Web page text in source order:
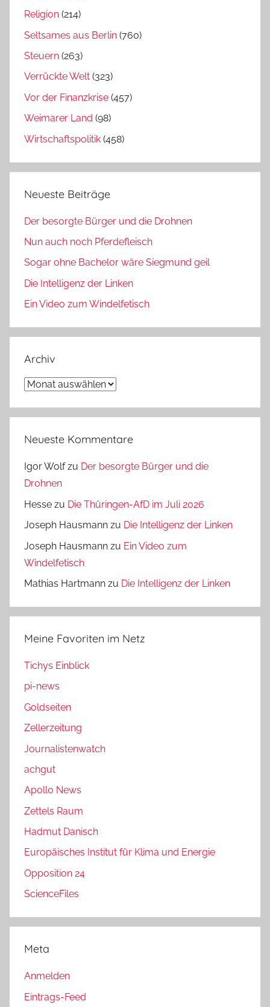
Religion (214)
Seltsames aus Berlin (760)
Steuern (263)
Verrückte Welt (323)
Vor der Finanzkrise (457)
Weimarer Land (98)
Wirtschaftspolitik (458)
Neueste Beiträge
Der besorgte Bürger und die Drohnen
Nun auch noch Pferdefleisch
Sogar ohne Bachelor wäre Siegmund geil
Die Intelligenz der Linken
Ein Video zum Windelfetisch
Archiv
Archiv
Neueste Kommentare
Igor Wolfzu Der besorgte Bürger und die
Drohnen
Hesse zu Die Thüringen-AfD im Juli 2026
Joseph Hausmann zu Die Intelligenz der Linken
Joseph Hausmann zu Ein Video zum
Windelfetisch
Mathias Hartmann zu Die Intelligenz der Linken
Meine Favoriten im Netz
Tichys Einblick
pi-news
Goldseiten
Zellerzeitung
Journalistenwatch
achgut
Apollo News
Zettels Raum
Hadmut Danisch
Europäisches Institut für Klima und Energie
Opposition 24
ScienceFiles
Meta
Anmelden
Eintrags-Feed